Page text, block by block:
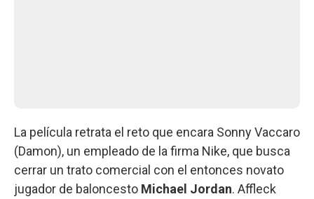
La película retrata el reto que encara Sonny Vaccaro
(Damon), un empleado de la firma Nike, que busca
cerrar un trato comercial con el entonces novato
jugador de baloncesto Michael Jordan. Affleck